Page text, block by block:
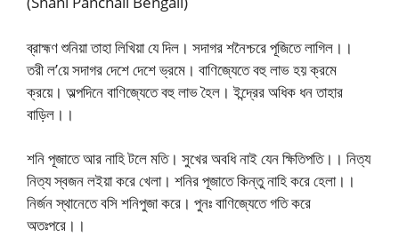
ব্রাহ্মণ শুনিয়া তাহা লিখিয়া যে দিল। সদাগর শনৈশ্চরে পূজিতে লাগিল।।
তরী ল’য়ে সদাগর দেশে দেশে ভ্রমে। বাণিজ্যেতে বহু লাভ হয় ক্রমে
ক্রয়ে। অল্পদিনে বাণিজ্যেতে বহু লাভ হৈল। ইন্দ্রের অধিক ধন তাহার
বাড়িল।।
শনি পূজাতে আর নাহি টলে মতি। সুখের অবধি নাই যেন ক্ষিতিপতি।। নিত্য
নিত্য স্বজন লইয়া করে খেলা। শনির পূজাতে কিন্তু নাহি করে হেলা।।
নির্জন স্থানেতে বসি শনিপুজা করে। পুনঃ বাণিজ্যেতে গতি করে
অতঃপরে।।